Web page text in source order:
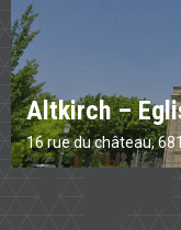
Altkirch –
16 rue du château,